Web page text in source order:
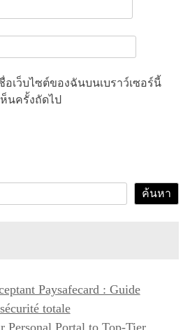
เว็บไซต์ของฉันบนเบราว์เซอร์นี้
นครั้งถัดไป
ค้นหา
Paysafecard : Guide
totale
Personal Portal to Top-Tier